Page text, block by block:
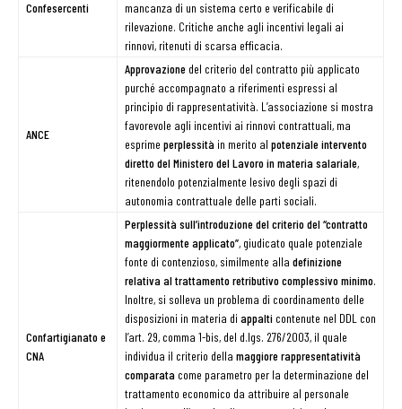
Confesercenti
mancanza di un sistema certo e verificabile di
rilevazione. Critiche anche agli incentivi legali ai
rinnovi, ritenuti di scarsa efficacia.
ANCE
Approvazione del criterio del contratto più applicato
purché accompagnato a riferimenti espressi al
principio di rappresentatività. L’associazione si mostra
favorevole agli incentivi ai rinnovi contrattuali, ma
esprime perplessità in merito al potenziale intervento
diretto del Ministero del Lavoro in materia salariale,
ritenendolo potenzialmente lesivo degli spazi di
autonomia contrattuale delle parti sociali.
Confartigianato e
CNA
Perplessità sull’introduzione del criterio del “contratto
maggiormente applicato”, giudicato quale potenziale
fonte di contenzioso, similmente alla definizione
relativa al trattamento retributivo complessivo minimo.
Inoltre, si solleva un problema di coordinamento delle
disposizioni in materia di appalti contenute nel DDL con
l’art. 29, comma 1-bis, del d.lgs. 276/2003, il quale
individua il criterio della maggiore rappresentatività
comparata come parametro per la determinazione del
trattamento economico da attribuire al personale